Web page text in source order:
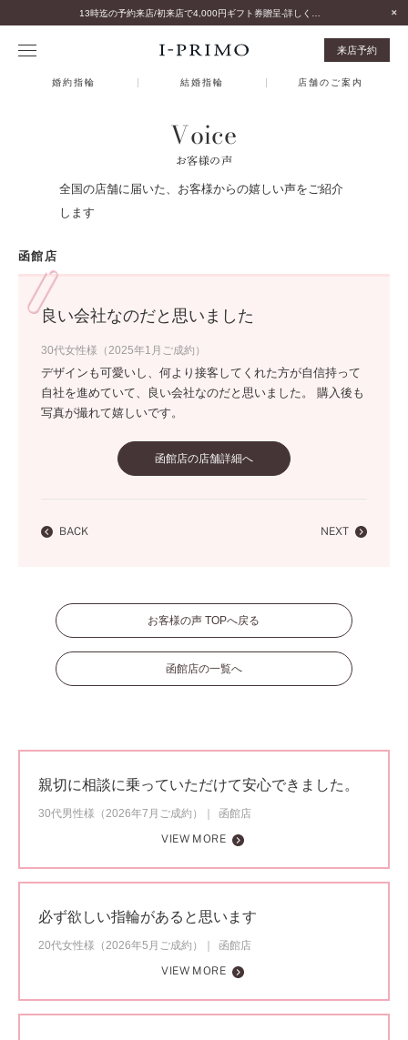
来店予約
婚約指輪 結婚指輪 店舗のご案内
Voice
お客様の声
全国の店舗に届いた、お客様からの嬉しい声をご紹介
します
函館店
良い会社なのだと思いました
30代女性様（2025年1月ご成約）
デザインも可愛いし、何より接客してくれた方が自信持って
自社を進めていて、良い会社なのだと思いました。 購入後も
写真が撮れて嬉しいです。
函館店の店舗詳細へ
BACK NEXT
お客様の声 TOPへ戻る
函館店の一覧へ
親切に相談に乗っていただけて安心できました。
30代男性様（2026年7月ご成約）
函館店
VIEW MORE
必ず欲しい指輪があると思います
20代女性様（2026年5月ご成約）
函館店
VIEW MORE